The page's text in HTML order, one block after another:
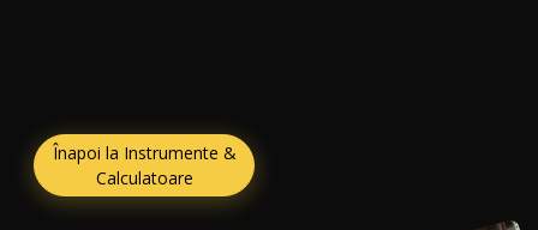
Înapoi la Instrumente &
Calculatoare